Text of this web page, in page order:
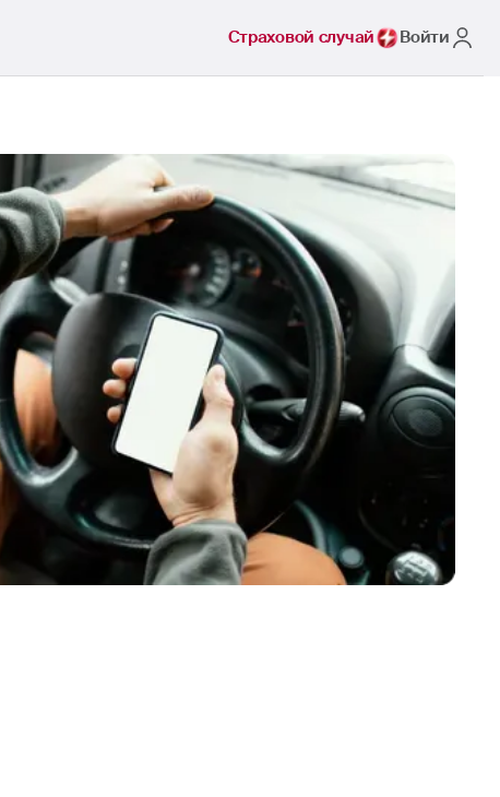
Страховой случай Войти